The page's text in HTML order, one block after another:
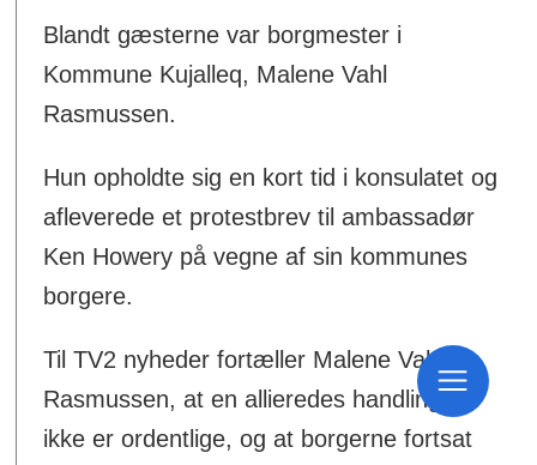
Blandt gæsterne var borgmester i
Kommune Kujalleq, Malene Vahl
Rasmussen.
Hun opholdte sig en kort tid i konsulatet og
afleverede et protestbrev til ambassadør
Ken Howery på vegne af sin kommunes
borgere.
Til TV2 nyheder fortæller Malene Vahl
Rasmussen, at en allieredes handlinger
ikke er ordentlige, og at borgerne fortsat